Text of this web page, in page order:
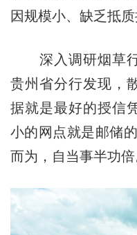
因规模小、缺乏抵质
深入调研烟草行
贵州省分行发现，
据就是最好的授信
小的网点就是邮储
而为，自当事半功倍